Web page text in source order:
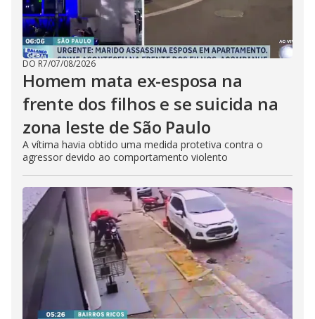
DO R7/07/08/2026
Homem mata ex-esposa na
frente dos filhos e se suicida na
zona leste de São Paulo
A vítima havia obtido uma medida protetiva contra o
agressor devido ao comportamento violento